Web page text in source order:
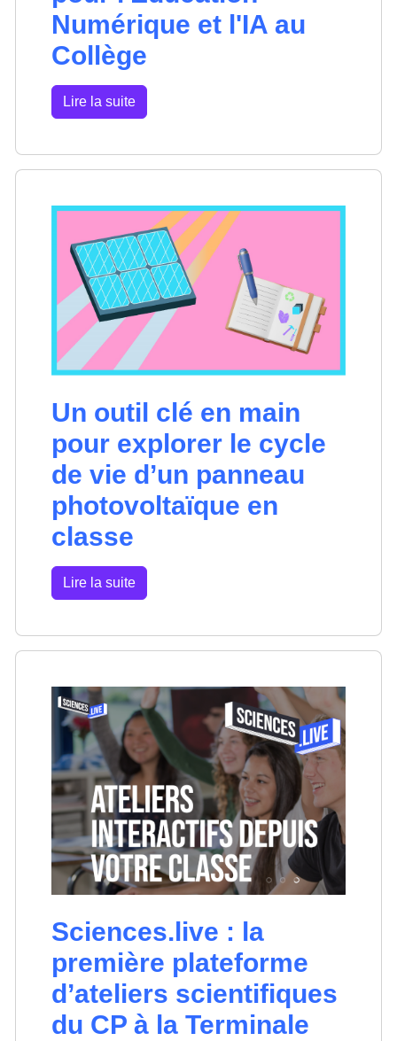
Numérique et l'IA au
Collège
Lire la suite
Un outil clé en main
pour explorer le cycle
de vie d’un panneau
photovoltaïque en
classe
Lire la suite
Sciences.live : la
première plateforme
d’ateliers scientifiques
du CP à la Terminale